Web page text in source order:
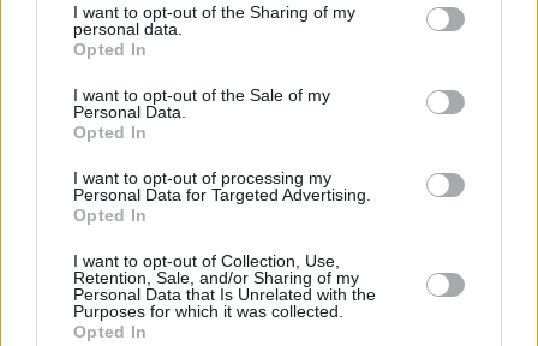
I want to opt-out of the Sharing of my
personal data.
Opted In
I want to opt-out of the Sale of my
Personal Data.
Opted In
I want to opt-out of processing my
Personal Data for Targeted Advertising.
Opted In
I want to opt-out of Collection, Use,
Retention, Sale, and/or Sharing of my
Personal Data that Is Unrelated with the
Purposes for which it was collected.
Opted In
1. ΜΟΙΡΑΣΤΕΙΤΕ
(share, public)
Twitter, ή/και στοLinkedInπατώντας το
αντίστοιχο κουμπί από κάτω.
facebook tweet share
2. ΕΓΓΡΑΦΗ